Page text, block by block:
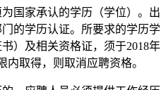
国家承认的学历（学位）。出
的学历认证。所要求的学历学
）及相关资格证，须于2018年
内取得，则取消应聘资格。